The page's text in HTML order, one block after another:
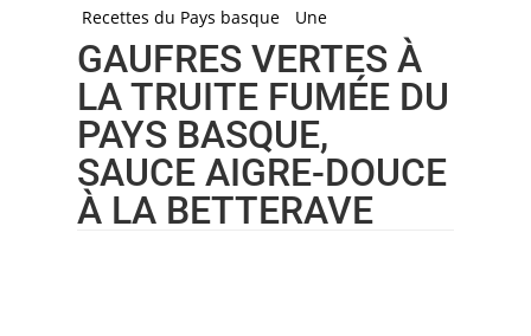
Recettes du Pays basque Une
GAUFRES VERTES À
LA TRUITE FUMÉE DU
PAYS BASQUE,
SAUCE AIGRE-DOUCE
À LA BETTERAVE